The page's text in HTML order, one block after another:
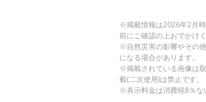
※掲載情報は2026年2月
前にご確認の上おでかけく
※自然災害の影響やその
になる場合があります。
※掲載されている画像は
載(二次使用)は禁止です。
※表示料金は消費税8％な